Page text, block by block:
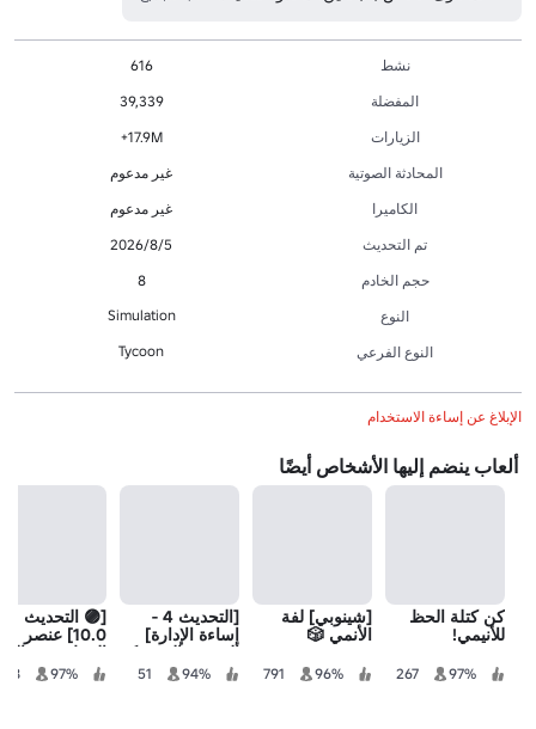
نشط
616
المفضلة
39,339
الزيارات
17.9M+
المحادثة الصوتية
غير مدعوم
الكاميرا
غير مدعوم
تم التحديث
5‏/8‏/2026
حجم الخادم
8
النوع
Simulation
النوع الفرعي Tycoon
الإبلاغ عن إساءة الاستخدام
ألعاب ينضم إليها الأشخاص أيضًا
كن كتلة الحظ
للأنيمي!
97%
267
[شينوبي] لفة
الأنمي 🎲
96%
791
[التحديث 4 -
إساءة الإدارة]
الرسوم المتحركة
العشوائية
94%
51
[🟣 التحديث
10.0] عنصر
الحظ في قتال
الأنيمي
97%
118